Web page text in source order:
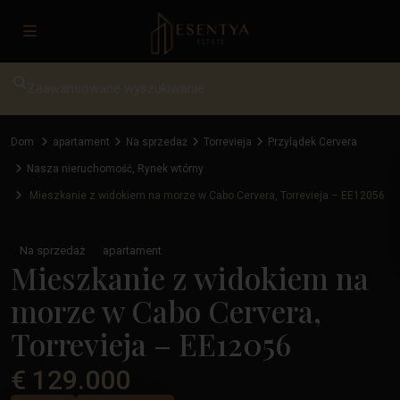
Dom apartament Na sprzedaż Torrevieja Przylądek Cervera
Nasza nieruchomość, Rynek wtórny
Mieszkanie z widokiem na morze w Cabo Cervera, Torrevieja – EE12056
Na sprzedaż apartament
Mieszkanie z widokiem na
morze w Cabo Cervera,
Torrevieja – EE12056
€ 129.000